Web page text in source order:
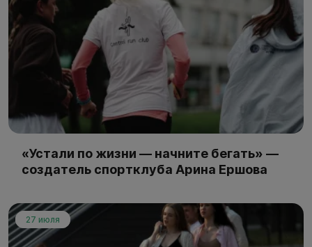
«Устали по жизни — начните бегать» —
создатель спортклуба Арина Ершова
27 июля